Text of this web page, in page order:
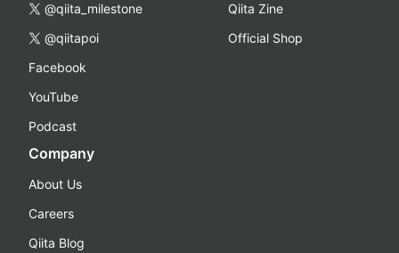
@qiita_milestone
@qiitapoi
Facebook
YouTube
Podcast
Qiita Zine
Official Shop
Company
About Us
Careers
Qiita Blog